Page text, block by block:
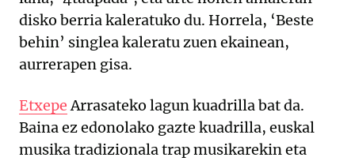
disko berria kaleratuko du. Horrela, ‘Beste
behin’ singlea kaleratu zuen ekainean,
aurrerapen gisa.
EtxepeArrasateko lagun kuadrilla bat da.
Baina ez edonolako gazte kuadrilla, euskal
musika tradizionala trap musikarekin eta